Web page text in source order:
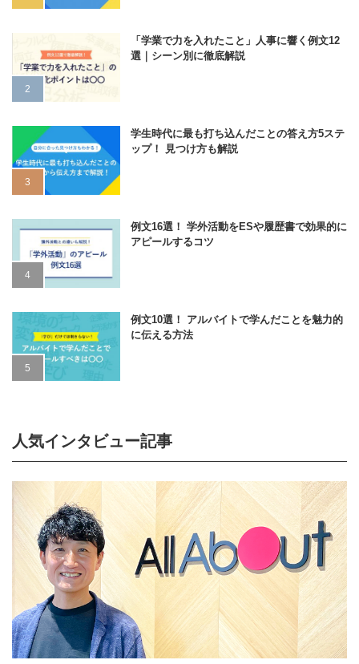
「学業で力を入れたこと」人事に響く例文12
選｜シーン別に徹底解説
学生時代に最も打ち込んだことの答え方5ステ
ップ！ 見つけ方も解説
例文16選！ 学外活動をESや履歴書で効果的に
アピールするコツ
例文10選！ アルバイトで学んだことを魅力的
に伝える方法
人気インタビュー記事